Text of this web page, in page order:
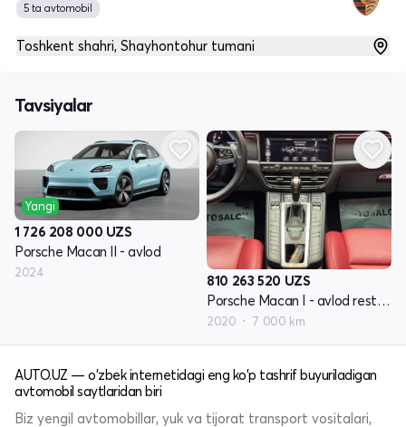
5 ta avtomobil
Toshkent shahri, Shayhontohur tumani
Tavsiyalar
Yangi
1 726 208 000 UZS
Porsche Macan II - avlod
2024 810 263 520 UZS
Porsche Macan I - avlod restyling
2020 7 000 km
AUTO.UZ — o'zbek internetidagi eng ko'p tashrif buyuriladigan
avtomobil saytlaridan biri
Biz yengil avtomobillar, yuk va tijorat transport vositalari,